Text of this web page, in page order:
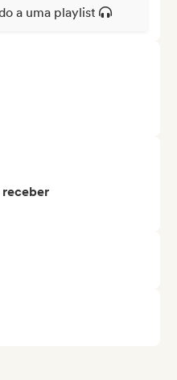
a uma playlist